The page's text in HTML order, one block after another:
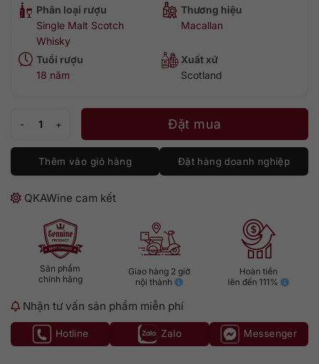
Phân loại rượu
Single Malt Scotch
Whisky
Thương hiệu
Macallan
Tuổi rượu
18 năm
Xuất xứ
Scotland
Đặt mua
Thêm vào giỏ hàng Đặt hàng doanh nghiệp
QKAWine cam kết
Sản phẩm
chính hãng
Giao hàng 2 giờ
nội thành
Hoàn tiền
lên đến 111%
Nhận tư vấn sản phẩm miễn phí
Hotline Zalo Messenger